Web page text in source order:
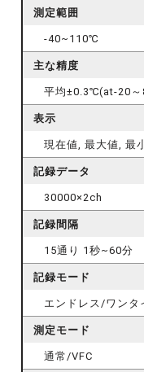
測定範囲
-40~110℃
主な精度
平均±0.3℃(at-20
表示
現在値, 最大値, 最
記録データ
30000×2ch
記録間隔
15通り 1秒~60分
記録モード
エンドレス/ワンタ
測定モード
通常/VFC